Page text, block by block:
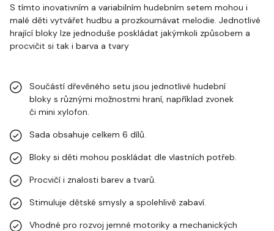
S tímto inovativním a variabilním hudebním setem mohou i
malé děti vytvářet hudbu a prozkoumávat melodie. Jednotlivé
hrající bloky lze jednoduše poskládat jakýmkoli způsobem a
procvičit si tak i barva a tvary
Součástí dřevěného setu jsou jednotlivé hudební
bloky s různými možnostmi hraní, například zvonek
či mini xylofon.
Sada obsahuje celkem 6 dílů.
Bloky si děti mohou poskládat dle vlastních potřeb.
Procvičí i znalosti barev a tvarů.
Stimuluje dětské smysly a spolehlivě zabaví.
Vhodné pro rozvoj jemné motoriky a mechanických